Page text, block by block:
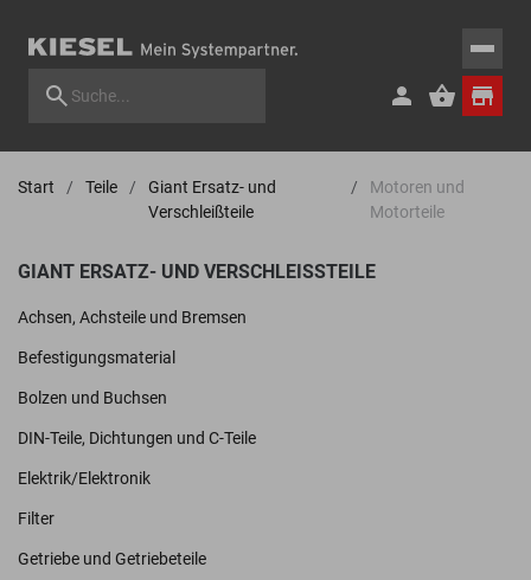
Start Teile
Giant Ersatz- und
Verschleißteile
Motoren und
Motorteile
GIANT ERSATZ- UND VERSCHLEISSTEILE
Achsen, Achsteile und Bremsen
Befestigungsmaterial
Bolzen und Buchsen
DIN-Teile, Dichtungen und C-Teile
Elektrik/Elektronik
Filter
Getriebe und Getriebeteile